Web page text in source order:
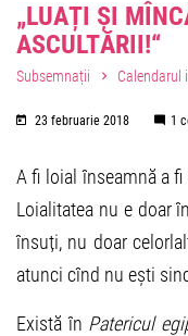
„LUAȚI ȘI
ASCULTĂRII!“
Subsemnații Calendarul
23 februarie 2018 1
A fi loial înseamnă a
Loialitatea nu e doar
însuți, nu doar
atunci cînd nu ești
Există în Patericul